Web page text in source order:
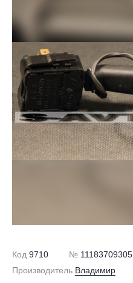
Код 9710 № 11183709305
Производитель Владимир